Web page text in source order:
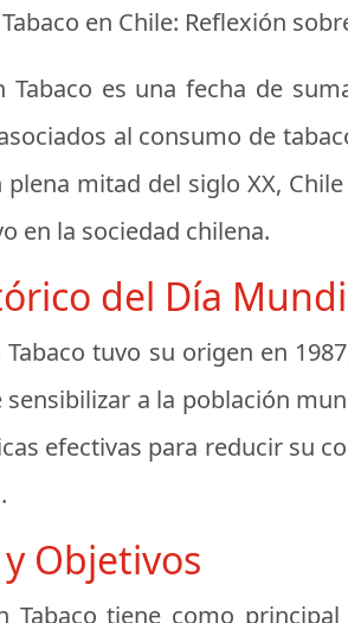
en Chile: Reflexión
Tabaco es una fecha de
al consumo de
plena mitad del siglo XX,
en la sociedad chilena.
del Día
Tabaco tuvo su origen en
a la población
efectivas para reducir su
Objetivos
Tabaco tiene como